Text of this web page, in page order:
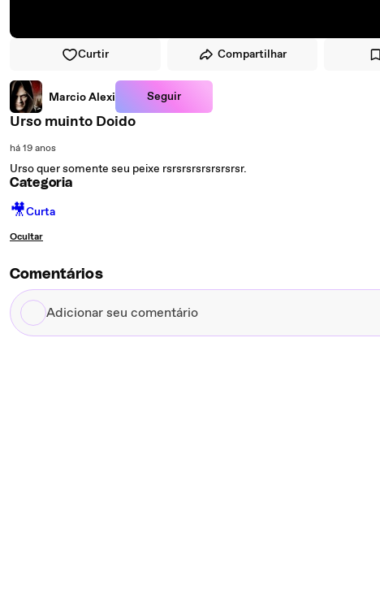
Curtir Compartilhar
Marcio Alexi Seguir
Urso muinto Doido
há 19 anos
Urso quer somente seu peixe rsrsrsrsrsrsrsrsr.
Categoria
🎥Curta
Ocultar
Comentários
Adicionar
seu